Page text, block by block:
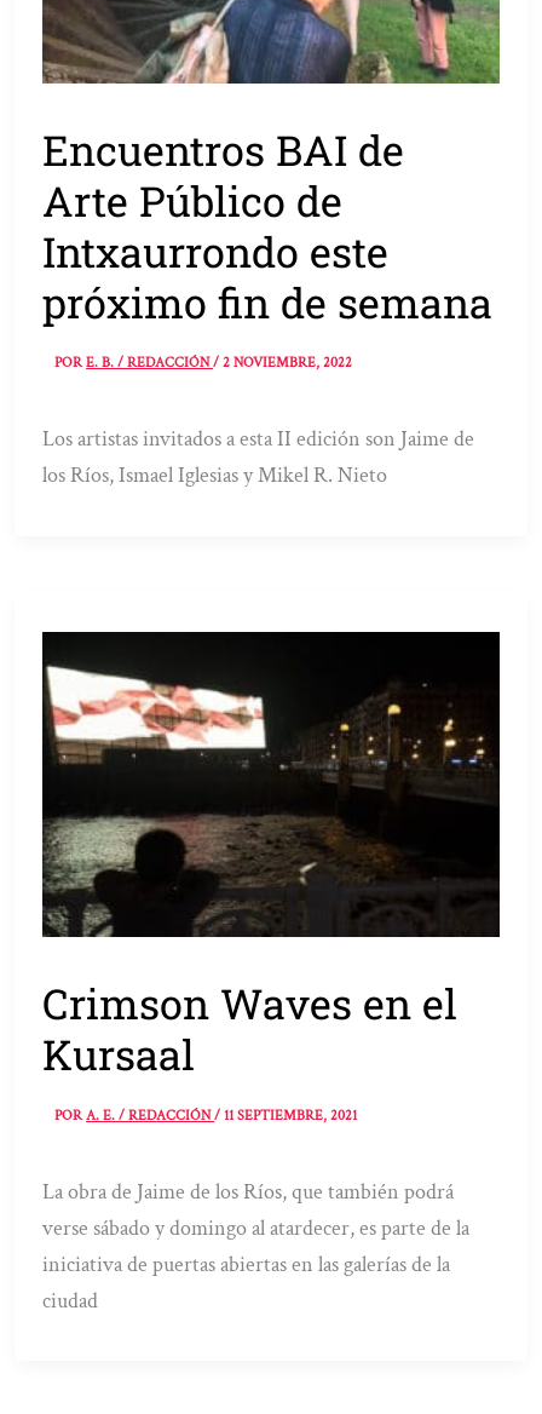
Encuentros BAI de
Arte Público de
Intxaurrondo este
próximo fin de semana
PORE. B. / REDACCIÓN/2 NOVIEMBRE, 2022
Los artistas invitados a esta II edición son Jaime de
los Ríos, Ismael Iglesias y Mikel R. Nieto
Crimson Waves en el
Kursaal
PORA. E. / REDACCIÓN/11 SEPTIEMBRE, 2021
La obra de Jaime de los Ríos, que también podrá
verse sábado y domingo al atardecer, es parte de la
iniciativa de puertas abiertas en las galerías de la
ciudad